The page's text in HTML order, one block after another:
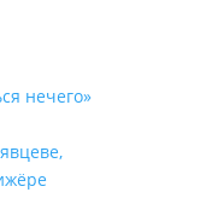
нечего»